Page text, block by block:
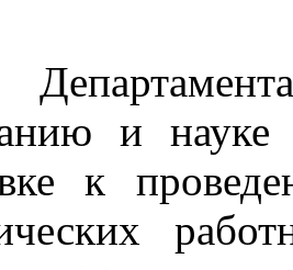
и
к